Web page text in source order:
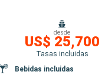
desde
US$ 25,700
Tasas incluidas
Bebidas incluidas